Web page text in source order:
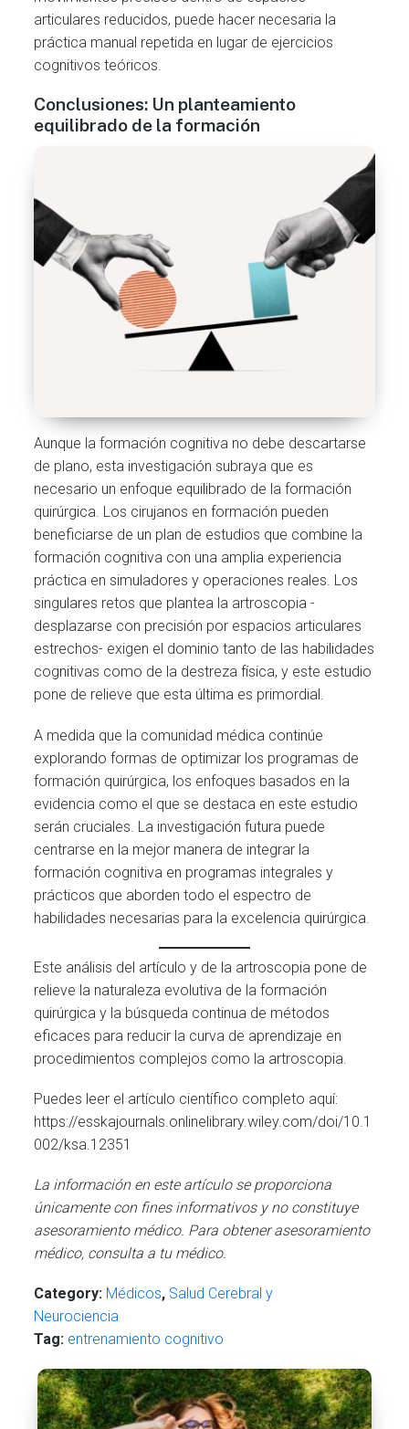
articulares reducidos, puede hacer necesaria la
práctica manual repetida en lugar de ejercicios
cognitivos teóricos.
Conclusiones: Un planteamiento
equilibrado de la formación
Aunque la formación cognitiva no debe descartarse
de plano, esta investigación subraya que es
necesario un enfoque equilibrado de la formación
quirúrgica. Los cirujanos en formación pueden
beneficiarse de un plan de estudios que combine la
formación cognitiva con una amplia experiencia
práctica en simuladores y operaciones reales. Los
singulares retos que plantea la artroscopia -
desplazarse con precisión por espacios articulares
estrechos- exigen el dominio tanto de las habilidades
cognitivas como de la destreza física, y este estudio
pone de relieve que esta última es primordial.
A medida que la comunidad médica continúe
explorando formas de optimizar los programas de
formación quirúrgica, los enfoques basados en la
evidencia como el que se destaca en este estudio
serán cruciales. La investigación futura puede
centrarse en la mejor manera de integrar la
formación cognitiva en programas integrales y
prácticos que aborden todo el espectro de
habilidades necesarias para la excelencia quirúrgica.
Este análisis del artículo y de la artroscopia pone de
relieve la naturaleza evolutiva de la formación
quirúrgica y la búsqueda continua de métodos
eficaces para reducir la curva de aprendizaje en
procedimientos complejos como la artroscopia.
Puedes leer el artículo científico completo aquí:
https://esskajournals.onlinelibrary.wiley.com/doi/10.1
002/ksa.12351
La información en este artículo se proporciona
únicamente con fines informativos y no constituye
asesoramiento médico. Para obtener asesoramiento
médico, consulta a tu médico.
Category: Médicos, Salud Cerebral y
Neurociencia
Tag: entrenamiento cognitivo